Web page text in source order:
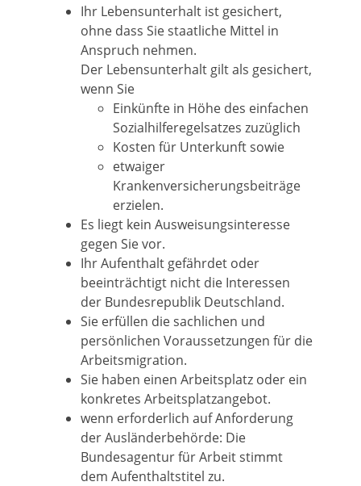
Ihr Lebensunterhalt ist gesichert,
ohne dass Sie staatliche Mittel in
Anspruch nehmen.
Der Lebensunterhalt gilt als gesichert,
wenn Sie
Einkünfte in Höhe des einfachen
Sozialhilferegelsatzes zuzüglich
Kosten für Unterkunft sowie
etwaiger
Krankenversicherungsbeiträge
erzielen.
Es liegt kein Ausweisungsinteresse
gegen Sie vor.
Ihr Aufenthalt gefährdet oder
beeinträchtigt nicht die Interessen
der Bundesrepublik Deutschland.
Sie erfüllen die sachlichen und
persönlichen Voraussetzungen für die
Arbeitsmigration.
Sie haben einen Arbeitsplatz oder ein
konkretes Arbeitsplatzangebot.
wenn erforderlich auf Anforderung
der Ausländerbehörde: Die
Bundesagentur für Arbeit stimmt
dem Aufenthaltstitel zu.